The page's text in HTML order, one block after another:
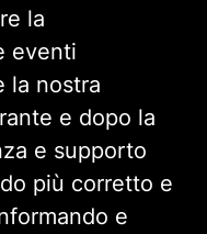
la
eventi
la nostra
e dopo la
e supporto
più corretto e
e